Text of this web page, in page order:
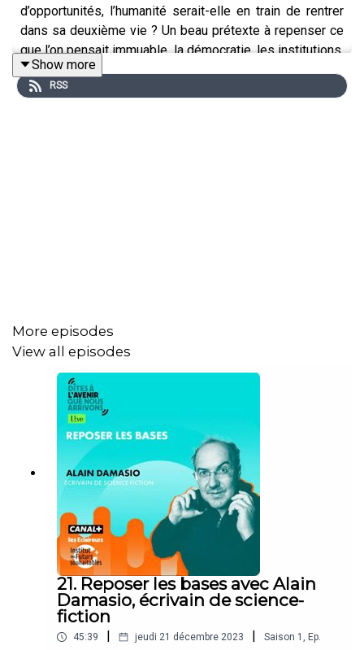
d’opportunités, l’humanité serait-elle en train de rentrer
dans sa deuxième vie ? Un beau prétexte à repenser ce
que l’on pensait immuable, la démocratie, les institutions,
la manière d’apprendre mais aussi une invitation à
bouger pour mieux (re)trouver sa place…
Show more
RSS
More episodes
View all episodes
21. Reposer les bases avec Alain
Damasio, écrivain de science-
fiction
45:39 jeudi 21 décembre 2023 Saison 1 , Ep.